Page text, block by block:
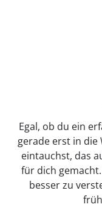
Egal, ob du ein
gerade erst in die
eintauchst, das
für dich
besser zu